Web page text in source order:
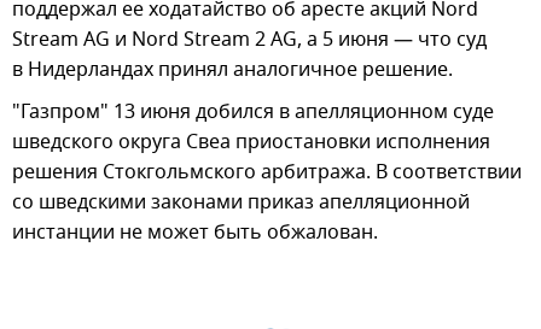
поддержал ее ходатайство об аресте акций Nord
Stream AG и Nord Stream 2 AG, а 5 июня — что суд
в Нидерландах принял аналогичное решение.
"Газпром" 13 июня добился в апелляционном суде
шведского округа Свеа приостановки исполнения
решения Стокгольмского арбитража. В соответствии
со шведскими законами приказ апелляционной
инстанции не может быть обжалован.